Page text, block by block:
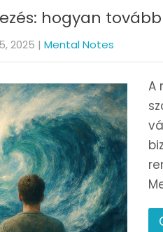
hogyan
2025 | Mental Notes
A